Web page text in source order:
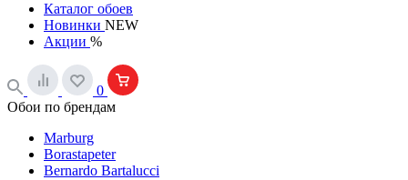
Каталог обоев
Новинки NEW
Акции %
0
Обои по брендам
Marburg
Borastapeter
Bernardo Bartalucci